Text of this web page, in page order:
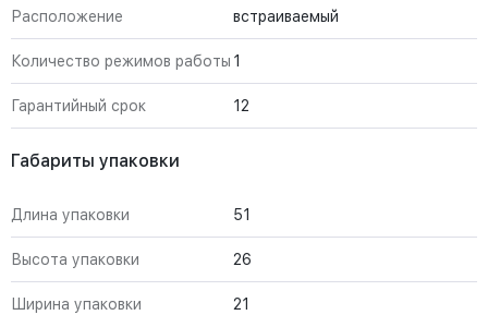
Расположение встраиваемый
Количество режимов работы 1
Гарантийный срок 12
Габариты упаковки
Длина упаковки 51
Высота упаковки 26
Ширина упаковки 21